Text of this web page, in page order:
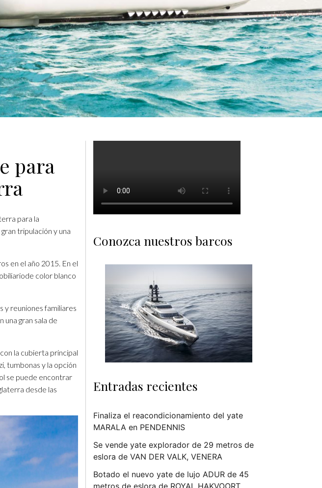
para
para la
tripulación y una
en el año 2015. En el
color blanco
y reuniones familiares
una gran sala de
la cubierta principal
tumbonas y la opción
se puede encontrar
desde las
Conozca nuestros barcos
Entradas recientes
Finaliza el reacondicionamiento del yate
MARALA en PENDENNIS
Se vende yate explorador de 29 metros de
eslora de VAN DER VALK, VENERA
Botado el nuevo yate de lujo ADUR de 45
metros de eslora de ROYAL HAKVOORT